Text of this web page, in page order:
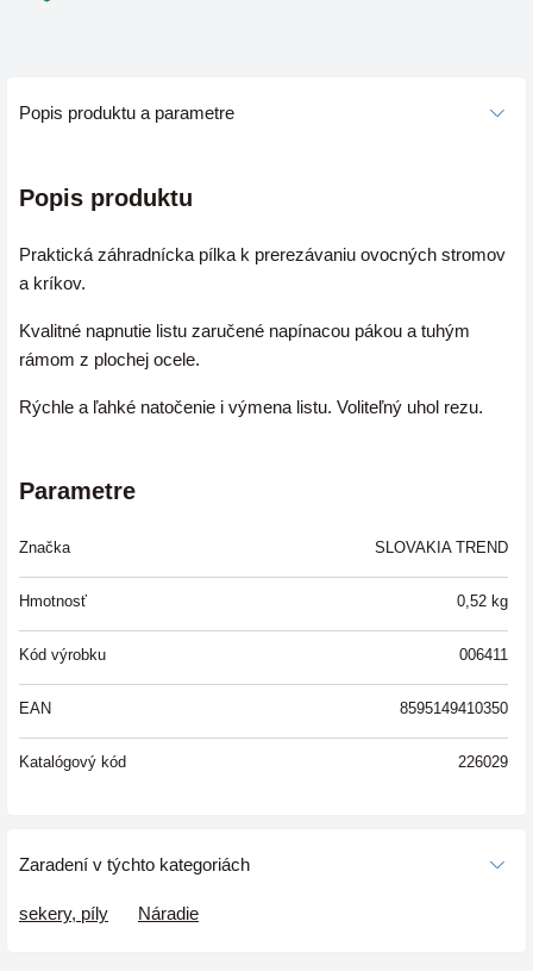
Popis produktu a parametre
Popis produktu
Praktická záhradnícka pílka k prerezávaniu ovocných stromov
a kríkov.
Kvalitné napnutie listu zaručené napínacou pákou a tuhým
rámom z plochej ocele.
Rýchle a ľahké natočenie i výmena listu. Voliteľný uhol rezu.
Parametre
Značka SLOVAKIA TREND
Hmotnosť 0,52 kg
Kód výrobku 006411
EAN 8595149410350
Katalógový kód 226029
Zaradení v týchto kategoriách
sekery, píly Náradie